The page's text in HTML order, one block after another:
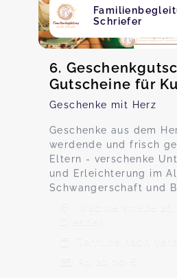
Schriefer
6.
Gutscheine für
Geschenke mit Herz
Geschenke aus dem
werdende und frisch
Eltern - verschenke
und Erleichterung im
Schwangerschaft und
Wächterstraße 26,
Dresden
Termine nach
Ab 20,00 €